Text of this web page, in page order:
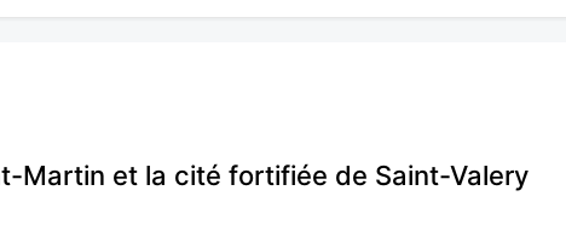
Martin et la cité fortifiée de Saint-Valery